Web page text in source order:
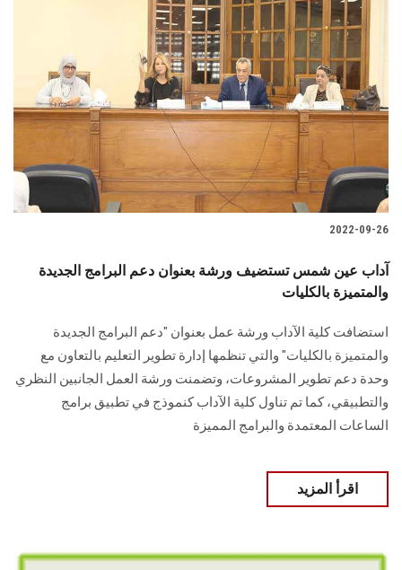
2022-09-26
آداب عين شمس تستضيف ورشة بعنوان دعم البرامج الجديدة
والمتميزة بالكليات
استضافت كلية الآداب ورشة عمل بعنوان "دعم البرامج الجديدة
والمتميزة بالكليات" والتي تنظمها إدارة تطوير التعليم بالتعاون مع
وحدة دعم تطوير المشروعات، وتضمنت ورشة العمل الجانبين النظري
والتطبيقي، كما تم تناول كلية الآداب كنموذج في تطبيق برامج
الساعات المعتمدة والبرامج المميزة
اقرأ المزيد